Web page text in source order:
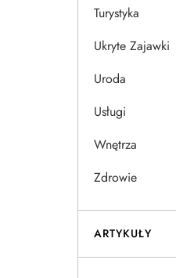
Turystyka
Ukryte Zajawki
Uroda
Usługi
Wnętrza
Zdrowie
ARTYKUŁY